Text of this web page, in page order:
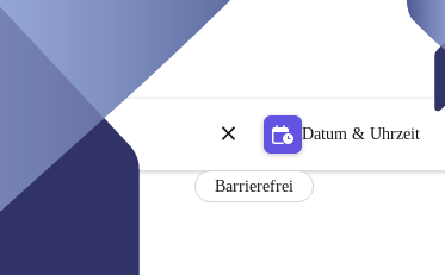
Datum & Uhrzeit
Barrierefrei